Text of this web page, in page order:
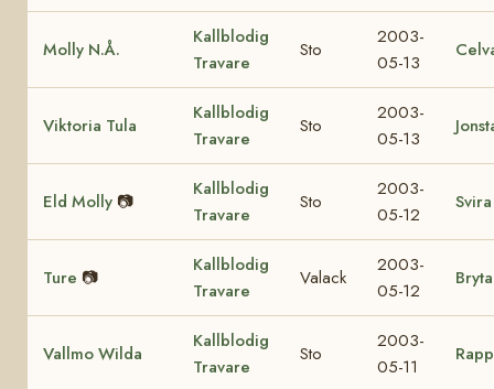
Molly N.Å.
Kallblodig
Travare
Sto
2003-
05-13
Viktoria Tula
Kallblodig
Travare
Sto
2003-
05-13
Eld Molly 📷
Kallblodig
Travare
Sto
2003-
05-12
Svira
Ture 📷
Kallblodig
Travare
Valack
2003-
05-12
Bryta
Vallmo Wilda
Kallblodig
Travare
Sto
2003-
05-11